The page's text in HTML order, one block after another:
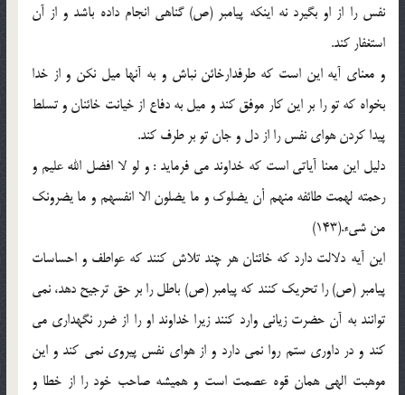
نفس را از او بگيرد نه اينكه پيامبر (ص) گناهي انجام داده باشد و از آن
استغفار كند.
و معناي آيه اين است كه طرفدارخائن نباش و به آنها ميل نكن و از خدا
بخواه كه تو را بر اين كار موفق كند و ميل به دفاع از خيانت خائنان و تسلط
پيدا كردن هواي نفس را از دل و جان تو بر طرف كند.
دليل اين معنا آياتي است كه خداوند مي فرمايد : و لو لا افضل الله عليم و
رحمته لهمت طائفه منهم أن يضلوك و ما يضلون الا انفسهم و ما يضرونك
من شيء.(143)
اين آيه دلالت دارد كه خائنان هر چند تلاش كنند كه عواطف و احساسات
پيامبر (ص) را تحريك كنند كه پيامبر (ص) باطل را بر حق ترجيح دهد، نمي
توانند به آن حضرت زياني وارد كنند زيرا خداوند او را از ضرر نگهداري مي
كند و در داوري ستم روا نمي دارد و از هواي نفس پيروي نمي كند و اين
موهبت الهي همان قوه عصمت است و هميشه صاحب خود را از خطا و